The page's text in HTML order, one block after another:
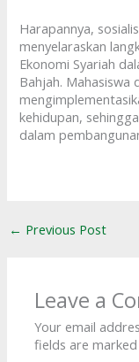
Harapannya,
menyelaraskan
Ekonomi Syariah
Bahjah. Mahasiswa
kehidupan,
dalam
← Previous Post
Leave a
Your email
fields are